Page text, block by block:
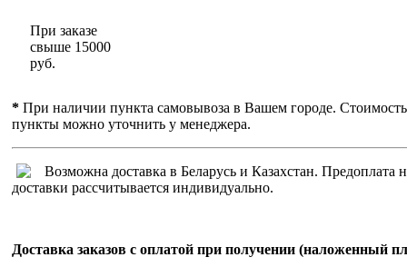
При заказе
свыше 15000
руб.
* При наличии пункта самовывоза в Вашем городе.
пункты можно уточнить у менеджера.
Возможна доставка в Беларусь и Казахстан. Предоплата
доставки рассчитывается индивидуально.
Доставка заказов с оплатой при получении (наложенный